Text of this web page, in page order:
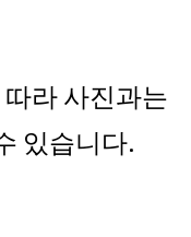
라 사진과는
있습니다.